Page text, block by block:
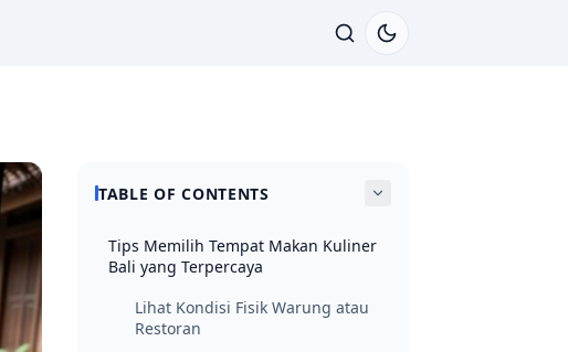
TABLE OF CONTENTS
Tips Memilih Tempat Makan Kuliner
Bali yang Terpercaya
Lihat Kondisi Fisik Warung atau
Restoran